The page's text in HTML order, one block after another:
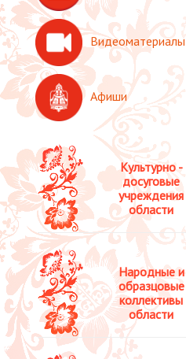
Культурно -
досуговые
учреждения
области
Народные и
образцовые
коллективы
области
Видеоматериалы
Афиши